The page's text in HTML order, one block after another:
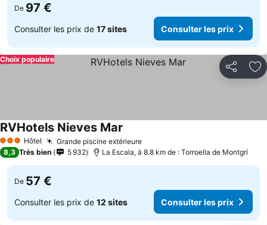
De 97 €
Consulter les prix de 17 sites Consulter les prix
Partager
Choix populaire
3 ÉtoilesHôtel Grande piscine extérieure
RVHotels Nieves Mar
8,3 Très bien 5 932 La Escala, à 8.8 km de : Torroella de Montgrí
De 57 €
Consulter les prix de 12 sites Consulter les prix